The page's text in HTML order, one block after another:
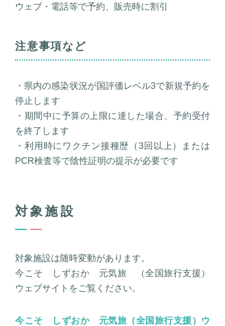
ウェブ・電話等で予約、販売時に割引
注意事項など
・県内の感染状況が国評価レベル3で新規予約を
停止します
・期間中に予算の上限に達した場合、予約受付
を終了します
・利用時にワクチン接種歴（3回以上）または
PCR検査等で陰性証明の提示が必要です
対象施設
対象施設は随時変動があります。
今こそ しずおか 元気旅 （全国旅行支援）
ウェブサイトをご覧ください。
今こそ しずおか 元気旅（全国旅行支援）ウ